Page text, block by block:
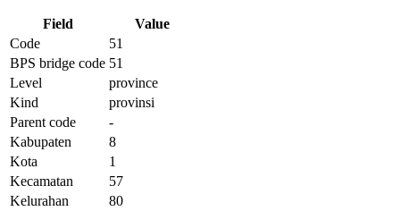
Field
Value
Code
51
BPS bridge code 51
Level
province
Kind
provinsi
Parent code
-
Kabupaten
8
Kota
1
Kecamatan
57
Kelurahan
80